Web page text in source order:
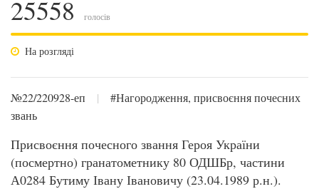
25558 голосів
На розгляді
№22/220928-еп |
#Нагородження, присвоєння почесних
звань
Присвоєння почесного звання Героя України
(посмертно) гранатометнику 80 ОДШБр, частини
А0284 Бутиму Івану Івановичу (23.04.1989 р.н.).